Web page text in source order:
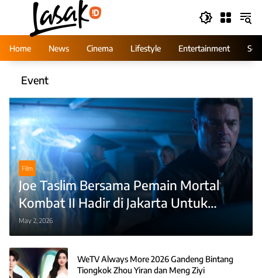
Home
News Cinema Lifestyle Entertainment
Event
Film
Joe Taslim Bersama Pemain Mortal
Kombat II Hadir di Jakarta Untuk
Global Tour
May 2, 2026
WeTV Always More 2026 Gandeng Bintang
Tiongkok Zhou Yiran dan Meng Ziyi